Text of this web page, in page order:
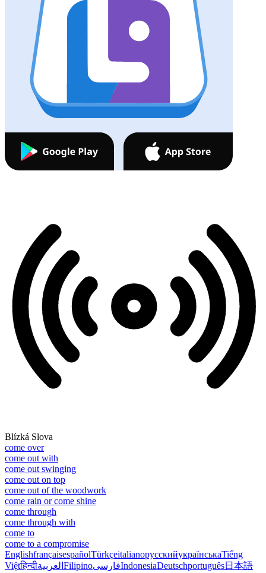
Blízká Slova
come over
come out with
come out swinging
come out on top
come out of the woodwork
come rain or come shine
come through
come through with
come to
come to a compromise
EnglishfrançaisespañolTürkçeitalianoрусскийукраїнськаTiếng
Việtहिन्दीالعربية FilipinoفارسیIndonesiaDeutschportuguês日本語